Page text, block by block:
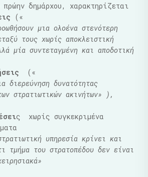
δημάρχου, χαρακτηρίζεται
(«
μια ολοένα στενότερη
τους χωρίς αποκλειστική
μία συντεταγμένη και αποδοτική
(«
διερεύνηση δυνατότητας
στρατιωτικών ακινήτων» ),
ς
χωρίς συγκεκριμένα
υπηρεσία κρίνει και
τμήμα του στρατοπέδου δεν είναι